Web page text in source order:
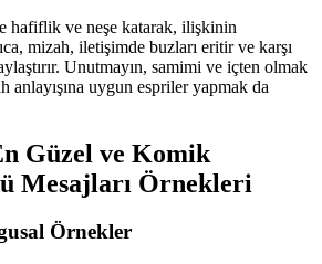
hafiflik ve neşe katarak, ilişkinin
mizah, iletişimde buzları eritir ve karşı
Unutmayın, samimi ve içten olmak
anlayışına uygun espriler yapmak da
Güzel ve Komik
Mesajları Örnekleri
Örnekler